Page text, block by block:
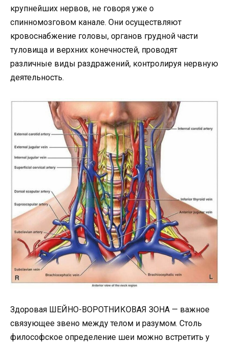
крупнейших нервов, не говоря уже о
спинномозговом канале. Они осуществляют
кровоснабжение головы, органов грудной части
туловища и верхних конечностей, проводят
различные виды раздражений, контролируя нервную
деятельность.
Здоровая ШЕЙНО-ВОРОТНИКОВАЯ ЗОНА — важное
связующее звено между телом и разумом. Столь
философское определение шеи можно встретить у